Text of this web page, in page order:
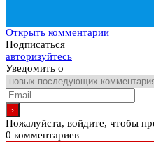
Открыть комментарии
Подписаться
авторизуйтесь
Уведомить о
Пожалуйста, войдите, чтобы
0 комментариев